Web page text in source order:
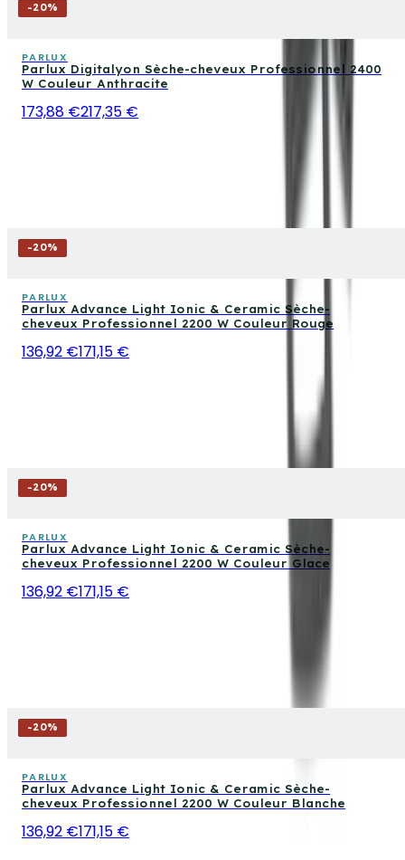
-20%
PARLUX
Parlux Digitalyon Sèche-cheveux Professionnel 2400
W Couleur Anthracite
173,88 €217,35 €
-20%
PARLUX
Parlux Advance Light Ionic & Ceramic Sèche-
cheveux Professionnel 2200 W Couleur Rouge
136,92 €171,15 €
-20%
PARLUX
Parlux Advance Light Ionic & Ceramic Sèche-
cheveux Professionnel 2200 W Couleur Glace
136,92 €171,15 €
-20%
PARLUX
Parlux Advance Light Ionic & Ceramic Sèche-
cheveux Professionnel 2200 W Couleur Blanche
136,92 €171,15 €